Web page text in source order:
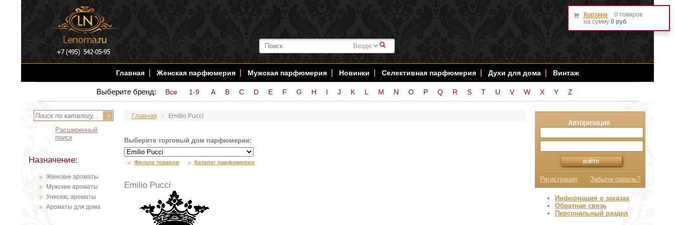
#
Главная Женская парфюмерия Мужская парфюмерия Новинки Селективная парфюмерия Духи для дома Винтаж
Выберите бренд: Все 1-9 A B C D E F G H I J K L M N O P Q R S T U V W X Y Z
Расширенный
поиск
Назначение:
Женские ароматы
Мужские ароматы
Унисекс ароматы
Ароматы для дома
Главная Emilio Pucci
Выберите торговый дом парфюмерии:
Фильтр товаров Каталог парфюмерии
Emilio Pucci
Корзина
0 товаров
на сумму 0 руб
Регистрация Забыли пароль?
Информация о заказах
Обратная связь
Персональный раздел